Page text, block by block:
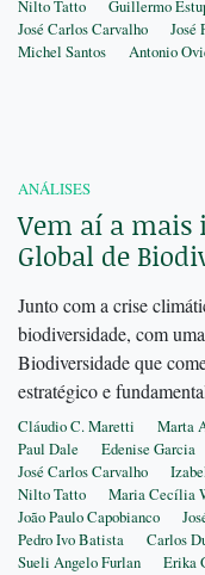
Nilto Tatto Guillermo
José Carlos Carvalho
José
Michel Santos
Antonio
ANÁLISES
Vem aí a mais
Global de
Junto com a crise
biodiversidade, com
Biodiversidade que
estratégico e
Cláudio C. Maretti Marta
Paul Dale
Edenise Garcia
José Carlos Carvalho
Nilto Tatto
Maria Cecília
João Paulo Capobianco
Pedro Ivo Batista
Carlos
Sueli Angelo Furlan
Erika